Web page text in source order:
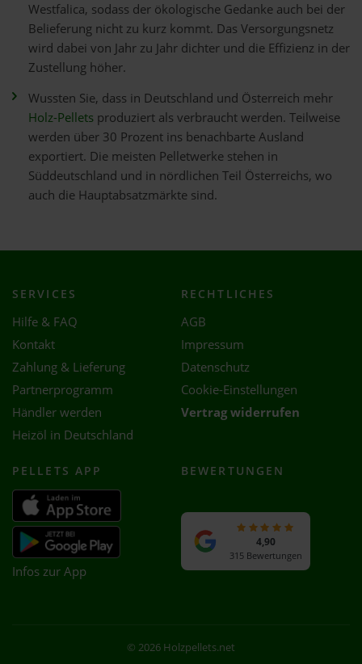
Westfalica, sodass der ökologische Gedanke auch bei der
Belieferung nicht zu kurz kommt. Das Versorgungsnetz
wird dabei von Jahr zu Jahr dichter und die Effizienz in der
Zustellung höher.
Wussten Sie, dass in Deutschland und Österreich mehr
Holz-Pellets produziert als verbraucht werden. Teilweise
werden über 30 Prozent ins benachbarte Ausland
exportiert. Die meisten Pelletwerke stehen in
Süddeutschland und in nördlichen Teil Österreichs, wo
auch die Hauptabsatzmärkte sind.
SERVICES
Hilfe & FAQ
Kontakt
Zahlung & Lieferung
Partnerprogramm
Händler werden
Heizöl in Deutschland
RECHTLICHES
AGB
Impressum
Datenschutz
Cookie-Einstellungen
Vertrag widerrufen
PELLETS APP
Infos zur App
BEWERTUNGEN
4,90
315 Bewertungen
© 2026 Holzpellets.net